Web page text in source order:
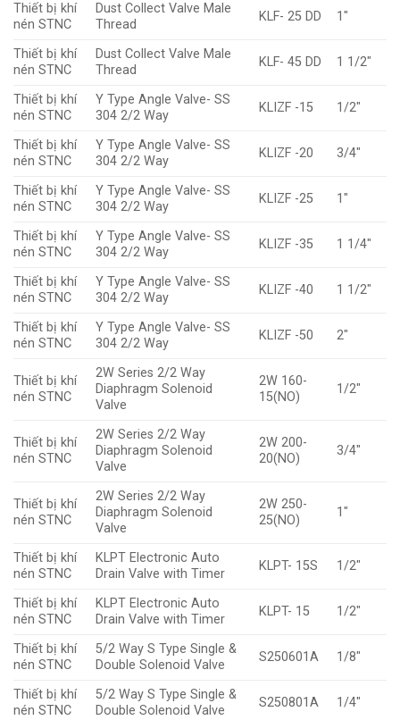
Thiết bị khí
nén STNC
Dust Collect Valve Male
Thread
KLF- 25 DD 1″
Thiết bị khí
nén STNC
Dust Collect Valve Male
Thread
KLF- 45 DD 1 1/2″
Thiết bị khí
nén STNC
Y Type Angle Valve- SS
304 2/2 Way
KLIZF -15 1/2″
Thiết bị khí
nén STNC
Y Type Angle Valve- SS
304 2/2 Way
KLIZF -20 3/4″
Thiết bị khí
nén STNC
Y Type Angle Valve- SS
304 2/2 Way
KLIZF -25 1″
Thiết bị khí
nén STNC
Y Type Angle Valve- SS
304 2/2 Way
KLIZF -35 1 1/4″
Thiết bị khí
nén STNC
Y Type Angle Valve- SS
304 2/2 Way
KLIZF -40 1 1/2″
Thiết bị khí
nén STNC
Y Type Angle Valve- SS
304 2/2 Way
KLIZF -50 2″
Thiết bị khí
nén STNC
2W Series 2/2 Way
Diaphragm Solenoid
Valve
2W 160-
15(NO)
1/2″
Thiết bị khí
nén STNC
2W Series 2/2 Way
Diaphragm Solenoid
Valve
2W 200-
20(NO)
3/4″
Thiết bị khí
nén STNC
2W Series 2/2 Way
Diaphragm Solenoid
Valve
2W 250-
25(NO)
1″
Thiết bị khí
nén STNC
KLPT Electronic Auto
Drain Valve with Timer
KLPT- 15S 1/2″
Thiết bị khí
nén STNC
KLPT Electronic Auto
Drain Valve with Timer
KLPT- 15 1/2″
Thiết bị khí
nén STNC
5/2 Way S Type Single &
Double Solenoid Valve
S250601A 1/8″
Thiết bị khí
nén STNC
5/2 Way S Type Single &
Double Solenoid Valve
S250801A 1/4″